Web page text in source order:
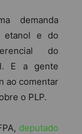
demanda
etanol e do
do
E a gente
ao comentar
o PLP.
deputado